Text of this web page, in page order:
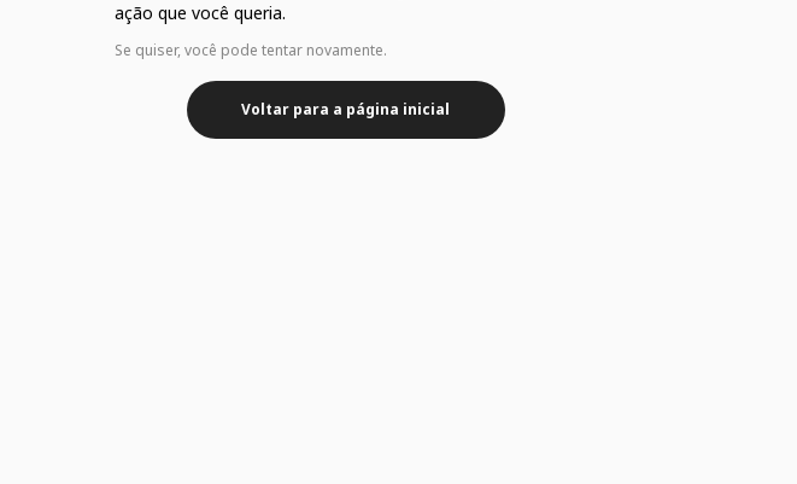
ação que você queria.
Se quiser, você pode tentar novamente.
Voltar para a página inicial